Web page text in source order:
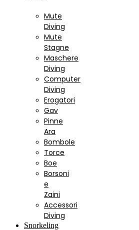
Mute
Diving
Mute
Stagne
Maschere
Diving
Computer
Diving
Erogatori
Gav
Pinne
Ara
Bombole
Torce
Boe
Borsoni
e
Zaini
Accessori
Diving
Snorkeling